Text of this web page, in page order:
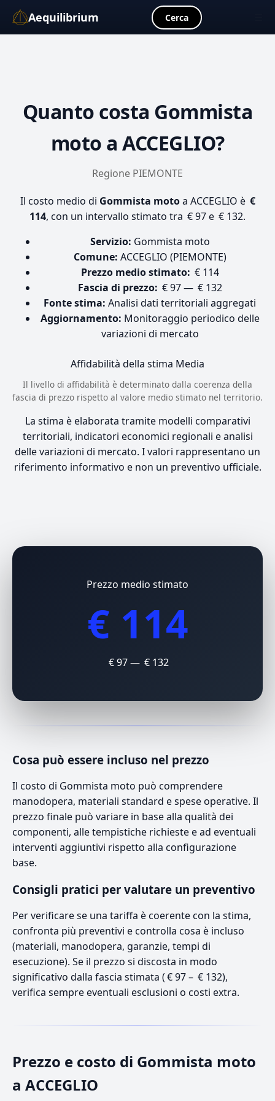
Aequilibrium Cerca
Quanto costa Gommista
moto a ACCEGLIO?
Regione PIEMONTE
Il costo medio di Gommista motoa ACCEGLIO è €
114, con un intervallo stimato tra € 97 e € 132.
Servizio: Gommista moto
Comune: ACCEGLIO (PIEMONTE)
Prezzo medio stimato: € 114
Fascia di prezzo: € 97 — € 132
Fonte stima: Analisi dati territoriali aggregati
Aggiornamento: Monitoraggio periodico delle
variazioni di mercato
Affidabilità della stima Media
Il livello di affidabilità è determinato dalla coerenza della
fascia di prezzo rispetto al valore medio stimato nel territorio.
La stima è elaborata tramite modelli comparativi
territoriali, indicatori economici regionali e analisi
delle variazioni di mercato. I valori rappresentano un
riferimento informativo e non un preventivo ufficiale.
Prezzo medio stimato
€ 114
€ 97 — € 132
Cosa può essere incluso nel prezzo
Il costo di Gommista moto può comprendere
manodopera, materiali standard e spese operative. Il
prezzo finale può variare in base alla qualità dei
componenti, alle tempistiche richieste e ad eventuali
interventi aggiuntivi rispetto alla configurazione
base.
Consigli pratici per valutare un preventivo
Per verificare se una tariffa è coerente con la stima,
confronta più preventivi e controlla cosa è incluso
(materiali, manodopera, garanzie, tempi di
esecuzione). Se il prezzo si discosta in modo
significativo dalla fascia stimata ( € 97 – € 132),
verifica sempre eventuali esclusioni o costi extra.
Prezzo e costo di Gommista moto
a ACCEGLIO